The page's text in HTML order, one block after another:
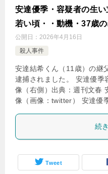
安達優季・容疑者の生
若い頃・・動機・37歳の
公開日： 2026年4月16日
殺人事件
安達結希くん（11歳）の継
逮捕されました。 安達優季
像（右側）出典：週刊文春
像（画像：twitter） 安達優
続
Tweet